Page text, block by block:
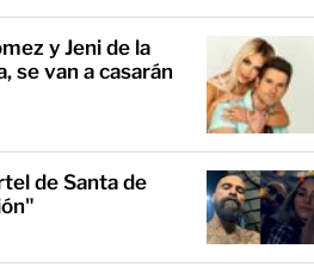
y Jeni de la
se van a casarán
de Santa de